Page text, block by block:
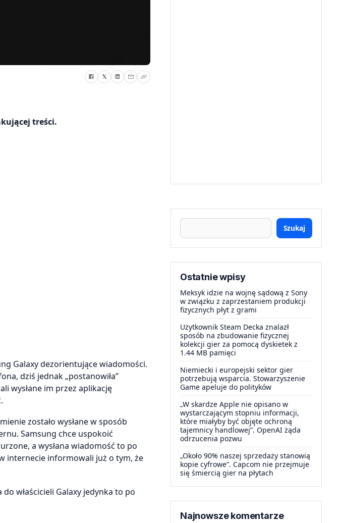
treści.
Galaxy dezorientujące wiadomości.
dziś jednak „postanowiła”
wysłane im przez aplikację
zostało wysłane w sposób
Samsung chce uspokoić
a wysłana wiadomość to po
internecie informowali już o tym, że
właścicieli Galaxy jedynka to po
Szukaj
Ostatnie wpisy
Meksyk idzie na wojnę sądową z Sony
w związku z zaprzestaniem produkcji
fizycznych płyt z grami
Użytkownik Steam Decka znalazł
sposób na zbudowanie fizycznej
kolekcji gier za pomocą dyskietek z
1.44 MB pamięci
Niemiecki i europejski sektor gier
potrzebują wsparcia. Stowarzyszenie
Game apeluje do polityków
„W skardze Apple nie opisano w
wystarczającym stopniu informacji,
które miałyby być objęte ochroną
tajemnicy handlowej”. OpenAI żąda
odrzucenia pozwu
„Około 90% naszej sprzedaży stanowią
kopie cyfrowe”. Capcom nie przejmuje
się śmiercią gier na płytach
Najnowsze komentarze